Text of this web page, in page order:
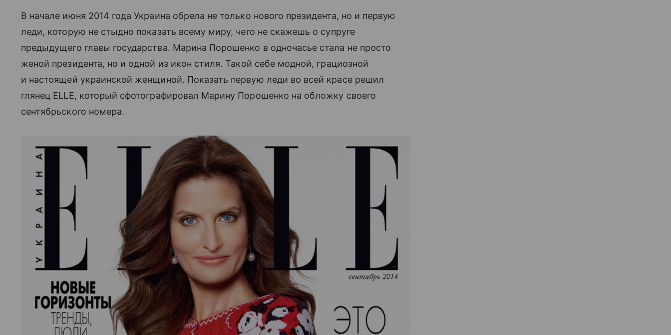
В начале июня 2014 года Украина обрела не только нового президента, но и первую
леди, которую не стыдно показать всему миру, чего не скажешь о супруге
предыдущего главы государства. Марина Порошенко в одночасье стала не просто
женой президента, но и одной из икон стиля. Такой себе модной, грациозной
и настоящей украинской женщиной. Показать первую леди во всей красе решил
глянец ELLE, который сфотографировал Марину Порошенко на обложку своего
сентябрьского номера.